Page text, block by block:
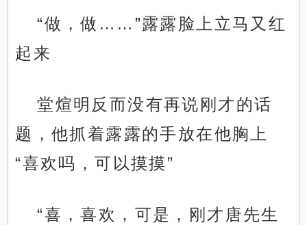
“做，做……”露露脸上立马又红
起来
堂煊明反而没有再说刚才的话
题，他抓着露露的手放在他胸上
“喜欢吗，可以摸摸”
“喜，喜欢，可是，刚才唐先生